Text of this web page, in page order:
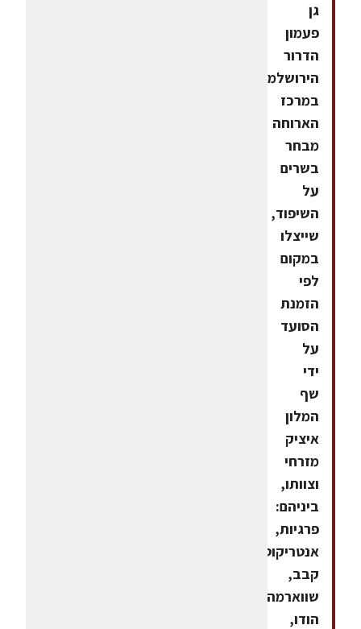
גן
פעמון
הדרור
הירושלמי.
במרכז
הארוחה
מבחר
בשרים
על
השיפוד,
שייצלו
במקום
לפי
הזמנת
הסועד
על
ידי
שף
המלון
איציק
מזרחי
וצוותו,
ביניהם:
פרגיות,
אנטריקוט,
קבב,
שווארמה
הודו,